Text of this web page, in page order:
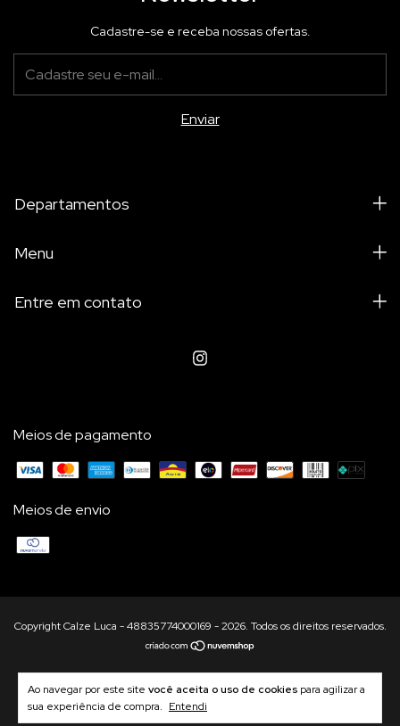
Ao navegar por este site você aceita o uso de cookies para agilizar a
sua experiência de compra. Entendi
Cadastre-se e receba nossas ofertas.
Departamentos
Menu
Entre em contato
Meios de pagamento
Meios de envio
Copyright Calze Luca - 48835774000169 - 2026. Todos os direitos reservados.